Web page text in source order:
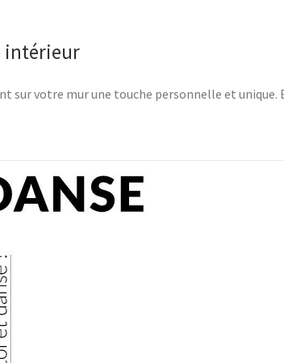
intérieur
sur votre mur une touche personnelle et unique.